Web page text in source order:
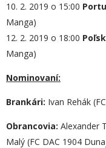
10. 2. 2019 o 15:00
Manga)
12. 2. 2019 o 18:00
Manga)
Nominovaní:
Brankári: Ivan Rehák
Obrancovia: Alexander
Malý (FC DAC 1904